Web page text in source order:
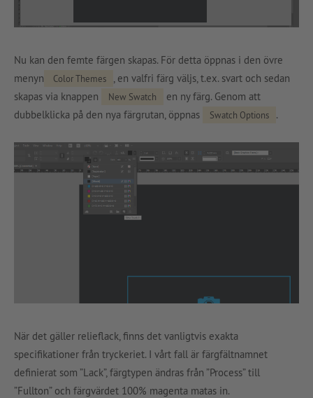
Nu kan den femte färgen skapas. För detta öppnas i den övre
menyn
Color Themes
, en valfri färg väljs, t.ex. svart och sedan
skapas via knappen
New Swatch
en ny färg. Genom att
dubbelklicka på den nya färgrutan, öppnas
Swatch Options .
När det gäller relieflack, finns det vanligtvis exakta
specifikationer från tryckeriet. I vårt fall är färgfältnamnet
definierat som ”Lack”, färgtypen ändras från ”Process” till
”Fullton” och färgvärdet 100% magenta matas in.